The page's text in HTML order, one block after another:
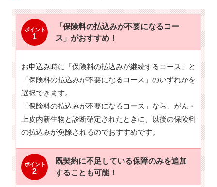
ポイント
1
「保険料の払込みが不要になるコー
ス」がおすすめ！
お申込み時に「保険料の払込みが継続するコース」と
「保険料の払込みが不要になるコース」のいずれかを
選択できます。
「保険料の払込みが不要になるコース」なら、がん・
上皮内新生物と診断確定されたときに、以後の保険料
の払込みが免除されるのでおすすめです。
ポイント
2
既契約に不足している保障のみを追加
することも可能！